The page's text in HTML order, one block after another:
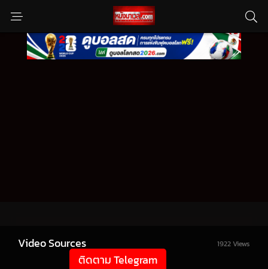
Video Sources 1922 Views
ติดตาม Telegram